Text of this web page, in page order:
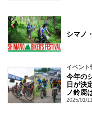
シマノ
イベント
今年の
日が決
ノ鈴鹿
2025/01/